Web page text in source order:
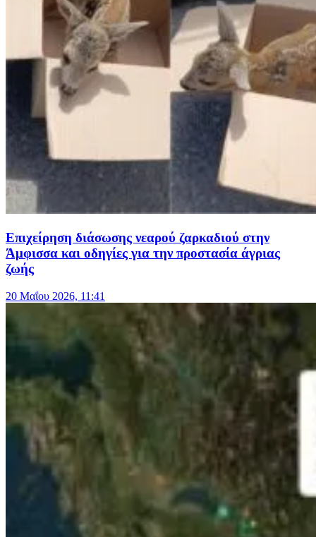
Επιχείρηση διάσωσης νεαρού ζαρκαδιού στην
Άμφισσα και οδηγίες για την προστασία άγριας
ζωής
20 Μαΐου 2026, 11:41